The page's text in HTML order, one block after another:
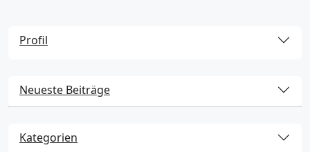
Profil
Neueste Beiträge
Kategorien